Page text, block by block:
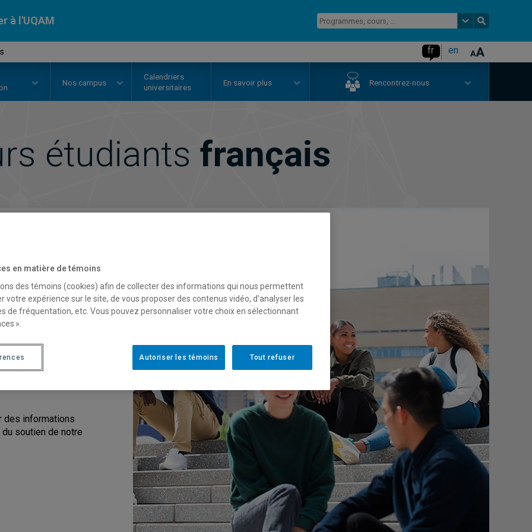
à l'UQAM
fr en
Nos campus
Calendriers
universitaires
En savoir plus Rencontrez-nous
étudiants français
de futurs
plus de 375
des sciences de la
santé, sciences,
que science
des informations
soutien de notre
en matière de témoins
des témoins (cookies) afin de collecter des informations qui nous permettent
votre expérience sur le site, de vous proposer des contenus vidéo, d’analyser les
de fréquentation, etc. Vous pouvez personnaliser votre choix en sélectionnant
».
Tout refuser
Autoriser les témoins